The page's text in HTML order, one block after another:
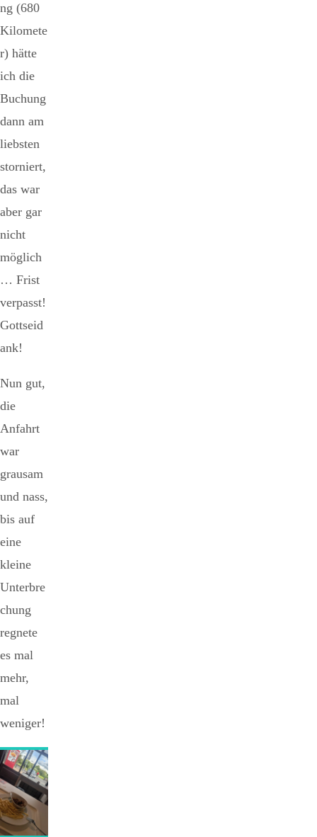
ng (680
Kilomete
r) hätte
ich die
Buchung
dann am
liebsten
storniert,
das war
aber gar
nicht
möglich
… Frist
verpasst!
Gottseid
ank!
Nun gut,
die
Anfahrt
war
grausam
und nass,
bis auf
eine
kleine
Unterbre
chung
regnete
es mal
mehr,
mal
weniger!